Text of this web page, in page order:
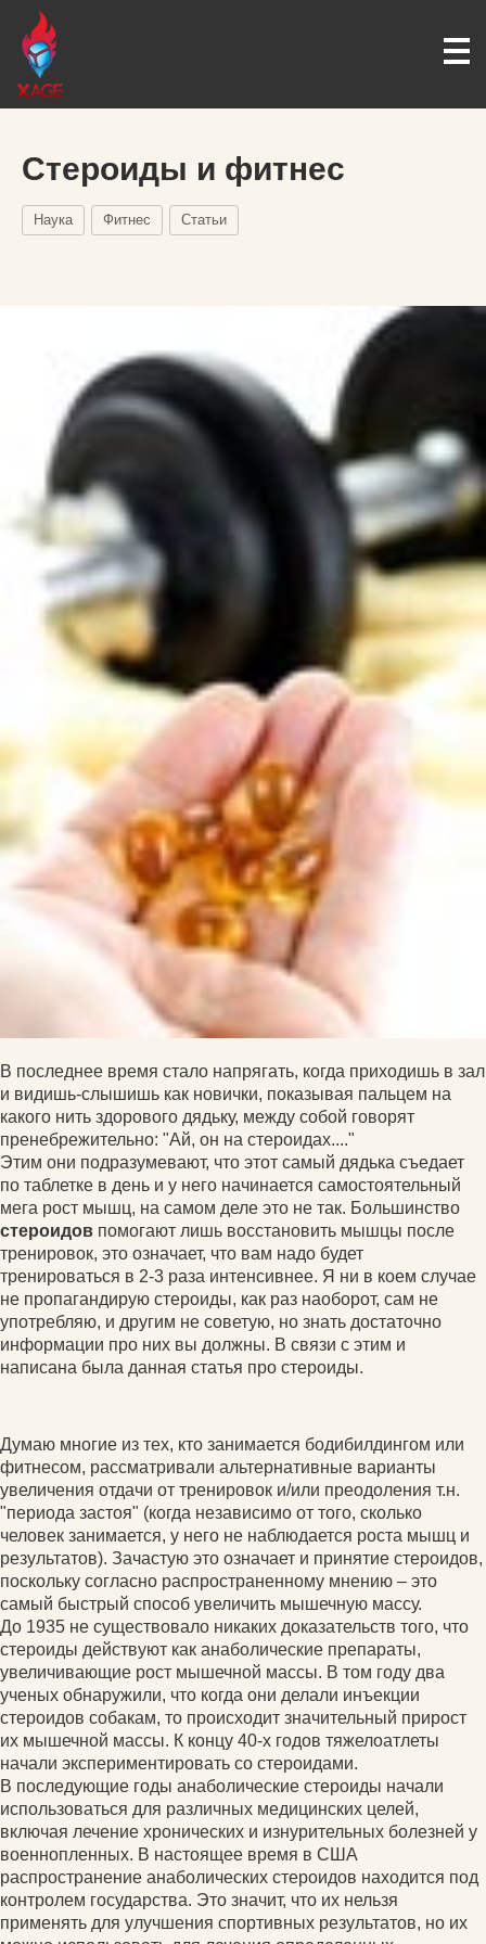
Стероиды и фитнес
Наука Фитнес Статьи
В последнее время стало напрягать, когда приходишь в зал
и видишь-слышишь как новички, показывая пальцем на
какого нить здорового дядьку, между собой говорят
пренебрежительно: "Ай, он на стероидах...."
Этим они подразумевают, что этот самый дядька съедает
по таблетке в день и у него начинается самостоятельный
мега рост мышц, на самом деле это не так. Большинство
стероидов помогают лишь восстановить мышцы после
тренировок, это означает, что вам надо будет
тренироваться в 2-3 раза интенсивнее. Я ни в коем случае
не пропагандирую стероиды, как раз наоборот, сам не
употребляю, и другим не советую, но знать достаточно
информации про них вы должны. В связи с этим и
написана была данная статья про стероиды.
Думаю многие из тех, кто занимается бодибилдингом или
фитнесом, рассматривали альтернативные варианты
увеличения отдачи от тренировок и/или преодоления т.н.
"периода застоя" (когда независимо от того, сколько
человек занимается, у него не наблюдается роста мышц и
результатов). Зачастую это означает и принятие стероидов,
поскольку согласно распространенному мнению – это
самый быстрый способ увеличить мышечную массу.
До 1935 не существовало никаких доказательств того, что
стероиды действуют как анаболические препараты,
увеличивающие рост мышечной массы. В том году два
ученых обнаружили, что когда они делали инъекции
стероидов собакам, то происходит значительный прирост
их мышечной массы. К концу 40-х годов тяжелоатлеты
начали экспериментировать со стероидами.
В последующие годы анаболические стероиды начали
использоваться для различных медицинских целей,
включая лечение хронических и изнурительных болезней у
военнопленных. В настоящее время в США
распространение анаболических стероидов находится под
контролем государства. Это значит, что их нельзя
применять для улучшения спортивных результатов, но их